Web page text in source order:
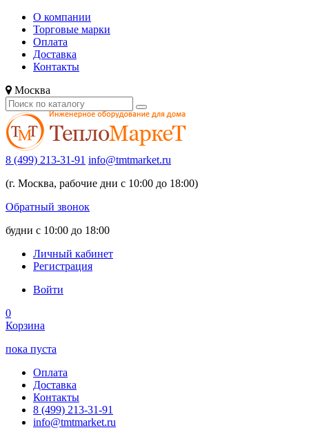
О компании
Торговые марки
Оплата
Доставка
Контакты
Москва
8 (499) 213-31-91 info@tmtmarket.ru
(г. Москва, рабочие дни с 10:00 до 18:00)
Обратный звонок
будни с 10:00 до 18:00
Личный кабинет
Регистрация
Войти
0
Корзина
пока пуста
Оплата
Доставка
Контакты
8 (499) 213-31-91
info@tmtmarket.ru